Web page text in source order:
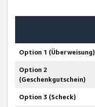
Option 1 (Überweisung)
Option 2
(Geschenkgutschein)
Option 3 (Scheck)